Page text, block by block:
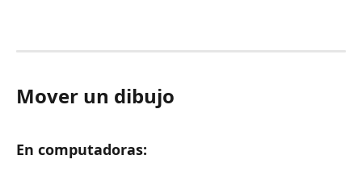
Mover un dibujo
En computadoras: